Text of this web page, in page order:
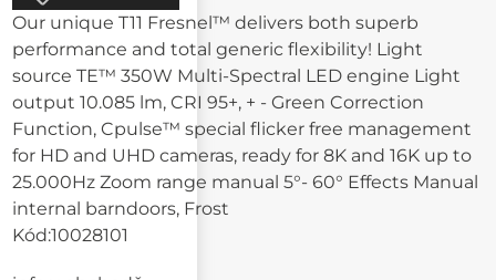
Our unique T11 Fresnel™ delivers both superb
performance and total generic flexibility! Light
source TE™ 350W Multi-Spectral LED engine Light
output 10.085 lm, CRI 95+, + - Green Correction
Function, Cpulse™ special flicker free management
for HD and UHD cameras, ready for 8K and 16K up to
25.000Hz Zoom range manual 5°- 60° Effects Manual
internal barndoors, Frost
Kód:10028101